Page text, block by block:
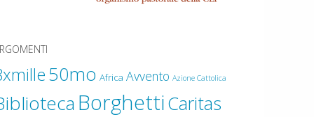
50mo Africa Avvento Azione Cattolica
BorghettiCaritas